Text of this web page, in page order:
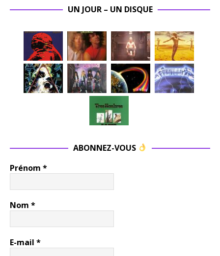
UN JOUR – UN DISQUE
ABONNEZ-VOUS
Prénom *
Nom *
E-mail *